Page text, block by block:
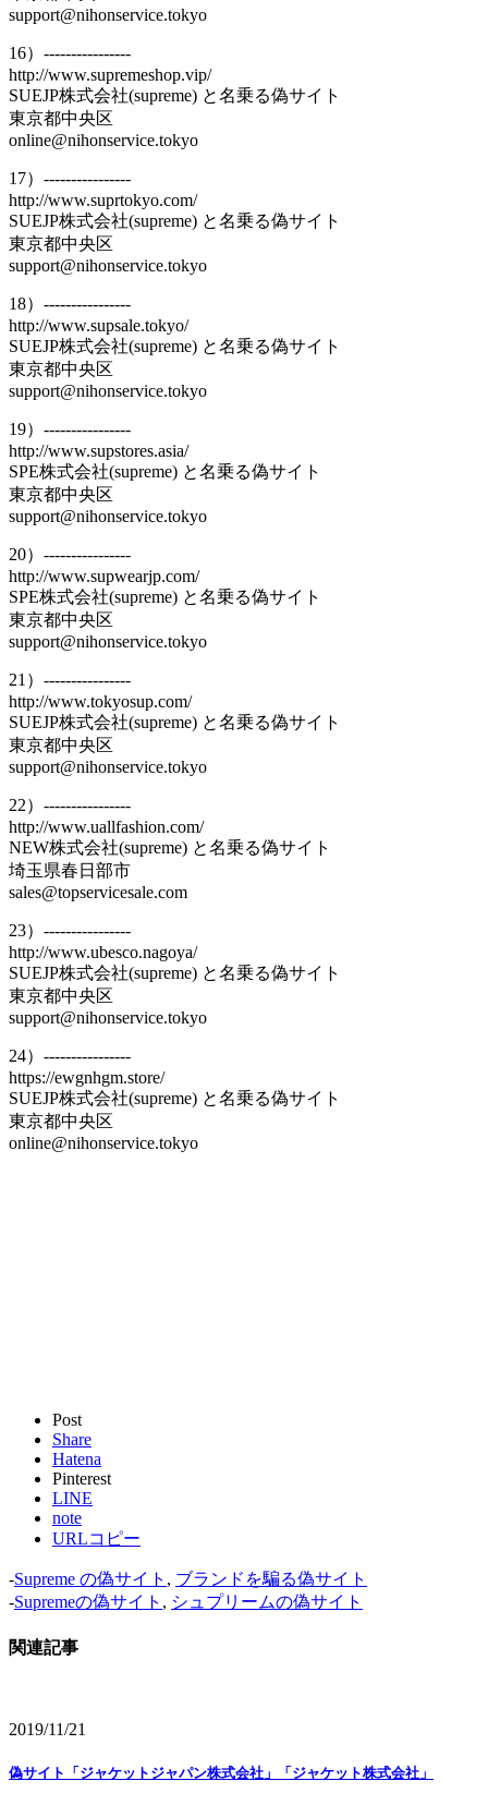
support@nihonservice.tokyo
16）----------------
http://www.supremeshop.vip/
SUEJP株式会社(supreme) と名乗る偽サイト
東京都中央区
online@nihonservice.tokyo
17）----------------
http://www.suprtokyo.com/
SUEJP株式会社(supreme) と名乗る偽サイト
東京都中央区
support@nihonservice.tokyo
18）----------------
http://www.supsale.tokyo/
SUEJP株式会社(supreme) と名乗る偽サイト
東京都中央区
support@nihonservice.tokyo
19）----------------
http://www.supstores.asia/
SPE株式会社(supreme) と名乗る偽サイト
東京都中央区
support@nihonservice.tokyo
20）----------------
http://www.supwearjp.com/
SPE株式会社(supreme) と名乗る偽サイト
東京都中央区
support@nihonservice.tokyo
21）----------------
http://www.tokyosup.com/
SUEJP株式会社(supreme) と名乗る偽サイト
東京都中央区
support@nihonservice.tokyo
22）----------------
http://www.uallfashion.com/
NEW株式会社(supreme) と名乗る偽サイト
埼玉県春日部市
sales@topservicesale.com
23）----------------
http://www.ubesco.nagoya/
SUEJP株式会社(supreme) と名乗る偽サイト
東京都中央区
support@nihonservice.tokyo
24）----------------
https://ewgnhgm.store/
SUEJP株式会社(supreme) と名乗る偽サイト
東京都中央区
online@nihonservice.tokyo
Post
Share
Hatena
Pinterest
LINE
note
URLコピー
-Supreme の偽サイト , ブランドを騙る偽サイト
-Supremeの偽サイト , シュプリームの偽サイト
関連記事
2019/11/21
偽サイト「ジャケットジャパン株式会社」「ジャケット株式会社」